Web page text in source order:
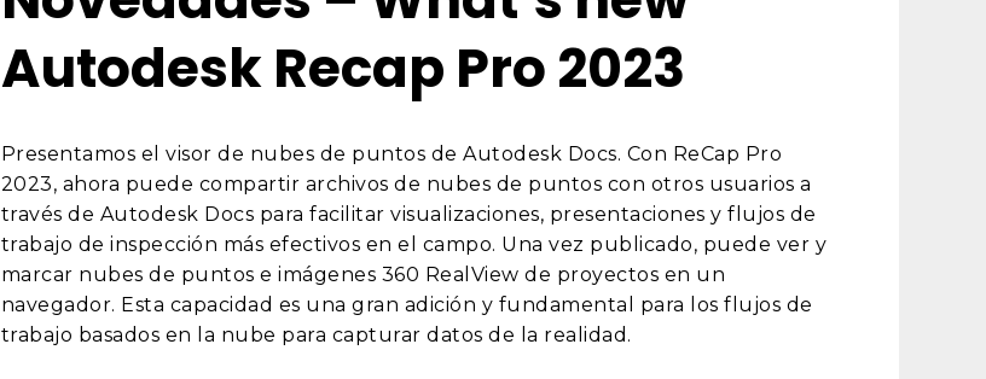
Autodesk Recap Pro 2023
Presentamos el visor de nubes de puntos de Autodesk Docs. Con ReCap Pro
2023, ahora puede compartir archivos de nubes de puntos con otros usuarios a
través de Autodesk Docs para facilitar visualizaciones, presentaciones y flujos de
trabajo de inspección más efectivos en el campo. Una vez publicado, puede ver y
marcar nubes de puntos e imágenes 360 RealView de proyectos en un
navegador. Esta capacidad es una gran adición y fundamental para los flujos de
trabajo basados ​​en la nube para capturar datos de la realidad.